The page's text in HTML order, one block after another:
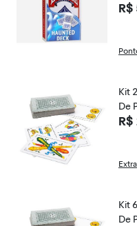
Kit
De
Extra
Kit
De